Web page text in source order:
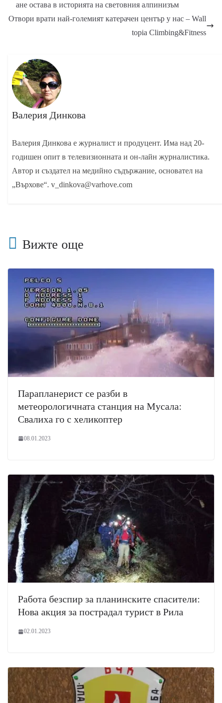
ане остава в историята на световния алпинизъм
Отвори врати най-големият катерачен център у нас – Wall
topia Climbing&Fitness
Валерия Динкова
Валерия Динкова е журналист и продуцент. Има над 20-
годишен опит в телевизионната и он-лайн журналистика.
Автор и създател на медийно съдържание, основател на
„Върхове“. v_dinkova@varhove.com
Вижте още
Парапланерист се разби в
метеорологичната станция на Мусала:
Свалиха го с хеликоптер
08.01.2023
Работа безспир за планинските спасители:
Нова акция за пострадал турист в Рила
02.01.2023